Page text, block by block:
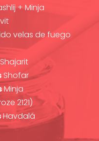
+ Minja
velas de fuego
Shofar
Minja
2121)
Havdalá